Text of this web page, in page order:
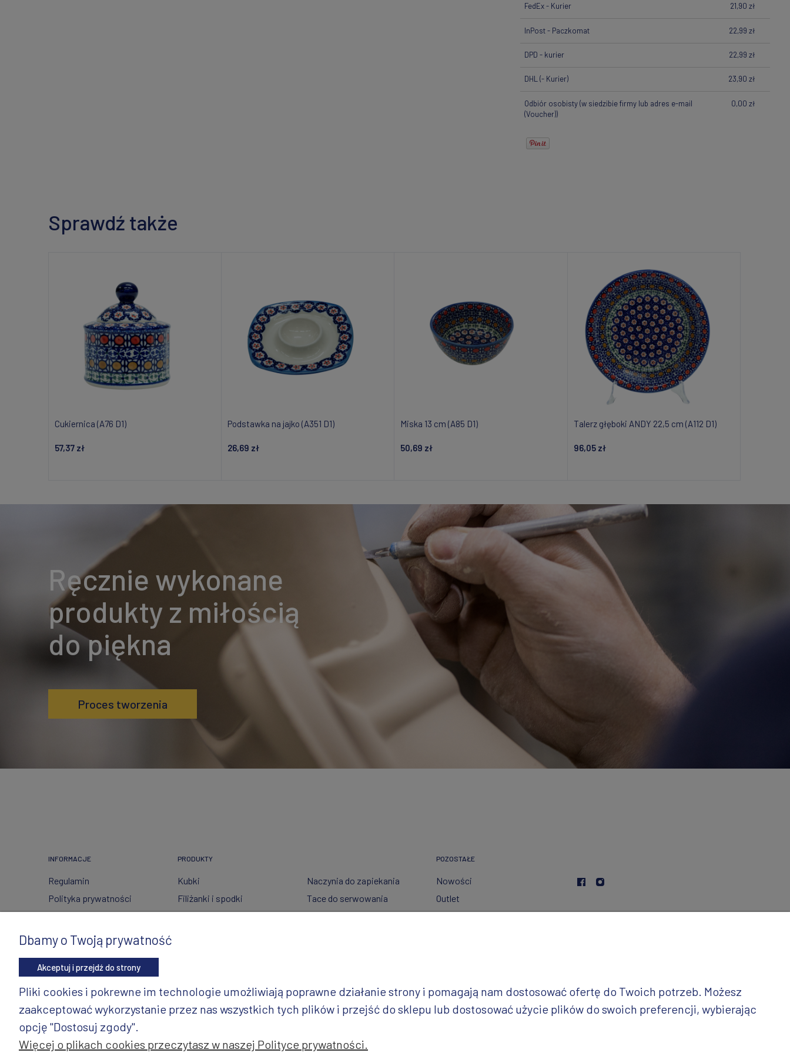
FedEx - Kurier 21,90 zł
InPost - Paczkomat 22,99 zł
DPD - kurier 22,99 zł
DHL(- Kurier) 23,90 zł
Odbiór osobisty(w siedzibie firmy lub adres e-mail
(Voucher))
0,00 zł
Sprawdź także
Cukiernica (A76 D1)
57,37 zł
Podstawka na jajko (A351 D1)
26,69 zł
Miska 13 cm (A85 D1)
50,69 zł
Talerz głęboki ANDY 22,5 cm (A112 D1)
96,05 zł
Ręcznie wykonane
produkty z miłością
do piękna
Proces tworzenia
INFORMACJE
Regulamin
Polityka prywatności
Wysyłka i zwroty
Metody płatności
Twoje zamówienia
Ustawienia konta
Gdzie kupić?
PRODUKTY
Kubki
Filiżanki i spodki
Wazony
Dzbanki
Naczynia do zapiekania
Tace do serwowania
Wazy
POZOSTAŁE
Nowości
Outlet
Dbamy o Twoją prywatność
Akceptuj i przejdź do strony
Pliki cookies i pokrewne im technologie umożliwiają poprawne działanie strony i pomagają nam dostosować ofertę do Twoich potrzeb. Możesz
zaakceptować wykorzystanie przez nas wszystkich tych plików i przejść do sklepu lub dostosować użycie plików do swoich preferencji, wybierając
opcję "Dostosuj zgody".
Więcej o plikach cookies przeczytasz w naszej Polityce prywatności.